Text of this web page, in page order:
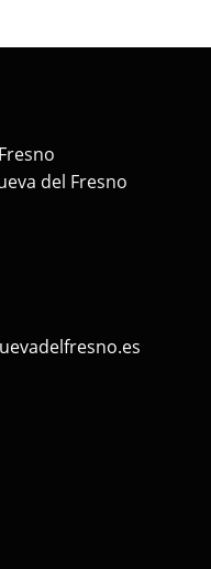
del Fresno